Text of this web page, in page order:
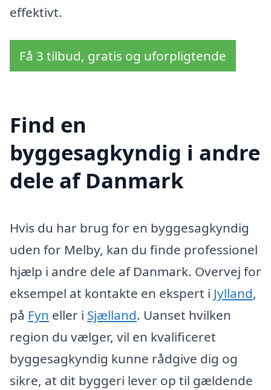
effektivt.
Få 3 tilbud, gratis og uforpligtende
Find en
byggesagkyndig i andre
dele af Danmark
Hvis du har brug for en byggesagkyndig
uden for Melby, kan du finde professionel
hjælp i andre dele af Danmark. Overvej for
eksempel at kontakte en ekspert i Jylland,
på Fyn eller i Sjælland. Uanset hvilken
region du vælger, vil en kvalificeret
byggesagkyndig kunne rådgive dig og
sikre, at dit byggeri lever op til gældende